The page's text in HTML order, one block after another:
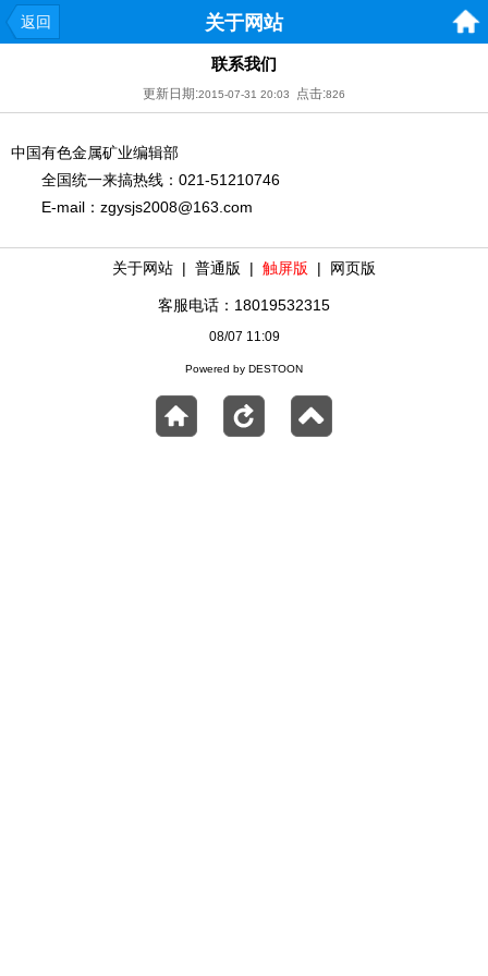
返回 关于网站
联系我们
更新日期:2015-07-31 20:03 点击:826
中国有色金属矿业编辑部
全国统一来搞热线：021-51210746
E-mail： zgysjs2008@163.com
关于网站 | 普通版 | 触屏版 | 网页版
客服电话：18019532315
08/07 11:09
Powered by DESTOON